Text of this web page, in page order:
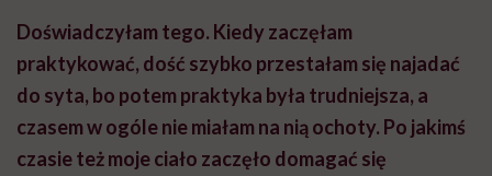
Doświadczyłam tego. Kiedy zaczęłam
praktykować, dość szybko przestałam się najadać
do syta, bo potem praktyka była trudniejsza, a
czasem w ogóle nie miałam na nią ochoty. Po jakimś
czasie też moje ciało zaczęło domagać się